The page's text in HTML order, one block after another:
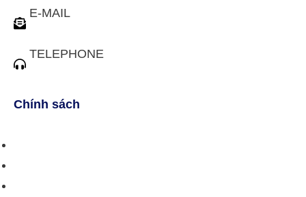
E-MAIL
TELEPHONE
Chính sách